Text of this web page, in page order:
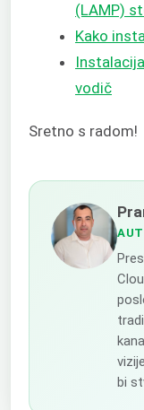
(LAMP)
Kako
vodič
Sretno s radom!
bi